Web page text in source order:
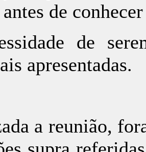
de
de
apresentadas.
a reunião,